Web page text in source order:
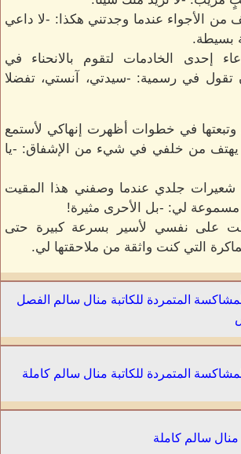
من الأجواء عندما وجدتني هكذا: -لا داعي
بسيطة.
إحدى الخادمات لتقوم بالانحناء في
تقول في رسمية: -سيدتي، آنستي، تفضلا
وتبعتها في خطوات أظهرت إنهاكي لأستمع
من خلفي في شيء من الإشفاق: -يا
جلدي عندما وصفني هذا المقيت
مسموعة لي: -بل الأحرى مثيرة!
على نفسي لأسير بسرعة كبيرة حتى
التي كنت واثقة من ملاحقتها لي.
المتمردة للكاتبة منال سالم الفصل
المتمردة للكاتبة منال سالم كاملة
منال سالم كاملة